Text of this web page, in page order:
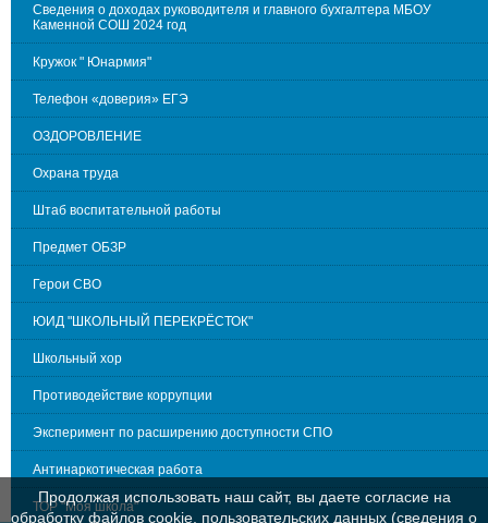
Сведения о доходах руководителя и главного бухгалтера МБОУ
Каменной СОШ 2024 год
Кружок " Юнармия"
Телефон «доверия» ЕГЭ
ОЗДОРОВЛЕНИЕ
Охрана труда
Штаб воспитательной работы
Предмет ОБЗР
Герои СВО
ЮИД "ШКОЛЬНЫЙ ПЕРЕКРЁСТОК"
Школьный хор
Противодействие коррупции
Эксперимент по расширению доступности СПО
Антинаркотическая работа
ТОР "Моя школа"
Продолжая использовать наш сайт, вы даете согласие на
обработку файлов cookie, пользовательских данных (сведения о